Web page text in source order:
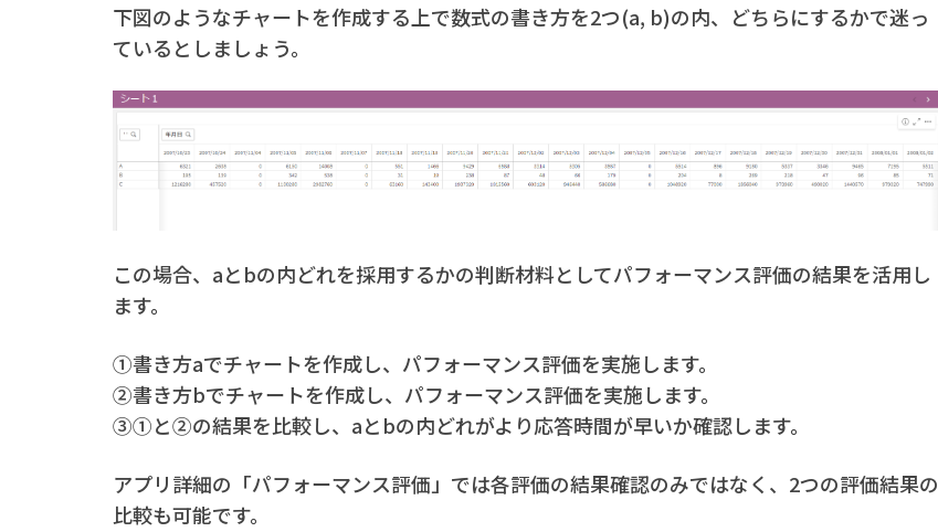
下図のようなチャートを作成する上で数式の書き方を2つ(a, b)の内、どちらにするかで迷っ
ているとしましょう。
この場合、aとbの内どれを採用するかの判断材料としてパフォーマンス評価の結果を活用し
ます。
①書き方aでチャートを作成し、パフォーマンス評価を実施します。
②書き方bでチャートを作成し、パフォーマンス評価を実施します。
③①と②の結果を比較し、aとbの内どれがより応答時間が早いか確認します。
アプリ詳細の「パフォーマンス評価」では各評価の結果確認のみではなく、2つの評価結果の
比較も可能です。